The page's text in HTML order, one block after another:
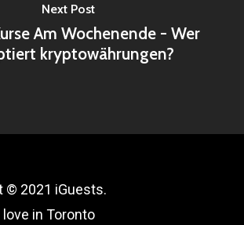
Next Post
Am Wochenende - Wer
kryptowährungen?
© 2021 iGuests.
in Toronto